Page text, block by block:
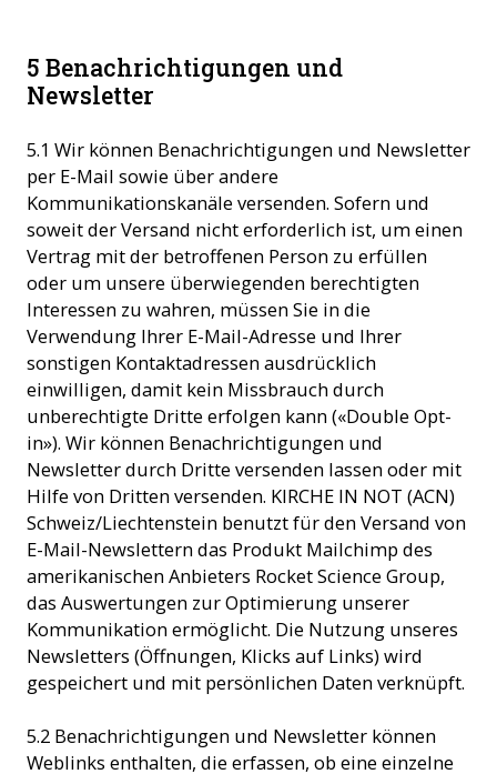
5 Benachrichtigungen und
Newsletter
5.1 Wir können Benachrichtigungen und Newsletter
per E-Mail sowie über andere
Kommunikationskanäle versenden. Sofern und
soweit der Versand nicht erforderlich ist, um einen
Vertrag mit der betroffenen Person zu erfüllen
oder um unsere überwiegenden berechtigten
Interessen zu wahren, müssen Sie in die
Verwendung Ihrer E-Mail-Adresse und Ihrer
sonstigen Kontaktadressen ausdrücklich
einwilligen, damit kein Missbrauch durch
unberechtigte Dritte erfolgen kann («Double Opt-
in»). Wir können Benachrichtigungen und
Newsletter durch Dritte versenden lassen oder mit
Hilfe von Dritten versenden. KIRCHE IN NOT (ACN)
Schweiz/Liechtenstein benutzt für den Versand von
E-Mail-Newslettern das Produkt Mailchimp des
amerikanischen Anbieters Rocket Science Group,
das Auswertungen zur Optimierung unserer
Kommunikation ermöglicht. Die Nutzung unseres
Newsletters (Öffnungen, Klicks auf Links) wird
gespeichert und mit persönlichen Daten verknüpft.
5.2 Benachrichtigungen und Newsletter können
Weblinks enthalten, die erfassen, ob eine einzelne